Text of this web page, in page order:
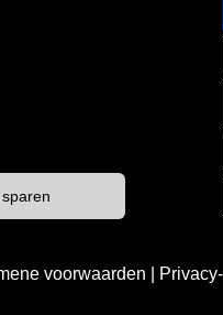
voorwaarden